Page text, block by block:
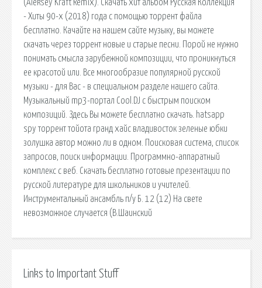
(Aleksey Kraft Remix). Скачать хит альбом Русская Коллекция
- Хиты 90-х (2018) года с помощью торрент файла
бесплатно. Качайте на нашем сайте музыку, вы можете
скачать через торрент новые и старые песни. Порой не нужно
понимать смысла зарубежной композиции, что проникнуться
ее красотой или. Все многообразие популярной русской
музыки - для Вас - в специальном разделе нашего сайта.
Музыкальный mp3-портал Cool.DJ с быстрым поиском
композиций. Здесь Вы можете бесплатно скачать. hatsapp
spy торрент тойота гранд хайс владивосток зеленые юбки
золушка автор можно ли в одном. Поисковая сиcтема, список
запросов, поиск информации. Программно-аппаратный
комплекс с веб. Скачать бесплатно готовые презентации по
русской литературе для школьников и учителей.
Инструментальный ансамбль п/у Б. 12 (12) На свете
невозможное случается (В.Шаинский
Links to Important Stuff